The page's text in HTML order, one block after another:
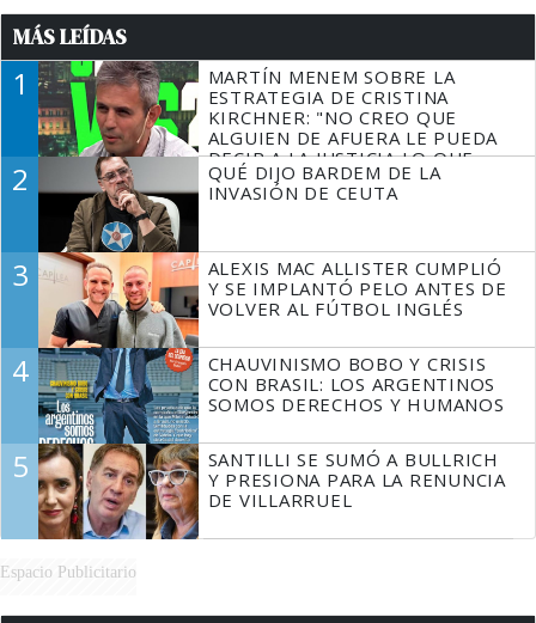
MÁS LEÍDAS
1
MARTÍN MENEM SOBRE LA
ESTRATEGIA DE CRISTINA
KIRCHNER: "NO CREO QUE
ALGUIEN DE AFUERA LE PUEDA
DECIR A LA JUSTICIA LO QUE
TIENE QUE HACER"
2
QUÉ DIJO BARDEM DE LA
INVASIÓN DE CEUTA
3
ALEXIS MAC ALLISTER CUMPLIÓ
Y SE IMPLANTÓ PELO ANTES DE
VOLVER AL FÚTBOL INGLÉS
4
CHAUVINISMO BOBO Y CRISIS
CON BRASIL: LOS ARGENTINOS
SOMOS DERECHOS Y HUMANOS
5
SANTILLI SE SUMÓ A BULLRICH
Y PRESIONA PARA LA RENUNCIA
DE VILLARRUEL
Espacio Publicitario